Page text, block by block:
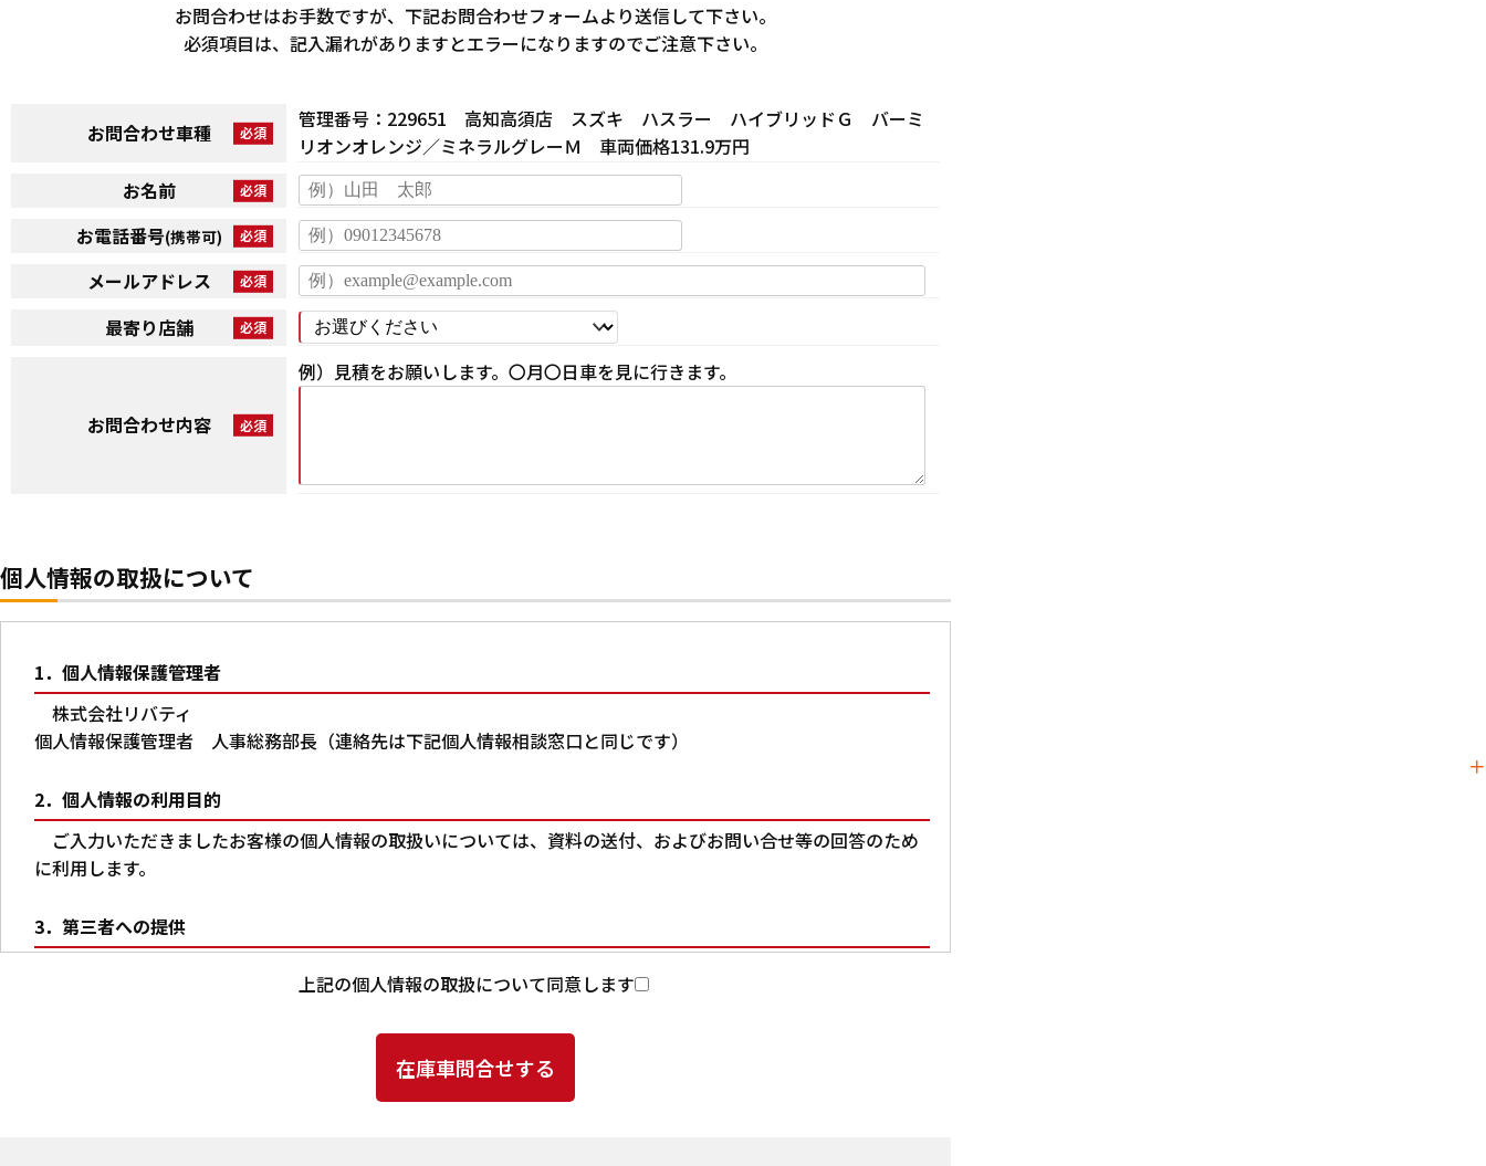
お問合わせはお手数ですが、下記お問合わせフォームより送信して下さい。
必須項目は、記入漏れがありますとエラーになりますのでご注意下さい。
お問合わせ車種
管理番号：229651 高知高須店 スズキ ハスラー ハイブリッドＧ バーミ
リオンオレンジ／ミネラルグレーＭ 車両価格131.9万円
お名前
お電話番号(携帯可)
メールアドレス
最寄り店舗
お問合わせ内容
例）見積をお願いします。〇月〇日車を見に行きます。
個人情報の取扱について
1．個人情報保護管理者
株式会社リバティ
個人情報保護管理者 人事総務部長（連絡先は下記個人情報相談窓口と同じです）
2．個人情報の利用目的
ご入力いただきましたお客様の個人情報の取扱いについては、資料の送付、およびお問い合せ等の回答のため
に利用します。
3．第三者への提供
上記2.の利用目的の達成に必要な範囲内において、ご提供頂いた個人情報の取扱いを委託する場合があります。
上記の個人情報の取扱について同意します